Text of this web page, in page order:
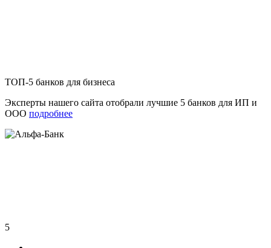
ТОП-5 банков для бизнеса
Эксперты нашего сайта отобрали лучшие 5 банков для ИП и
ООО подробнее
5